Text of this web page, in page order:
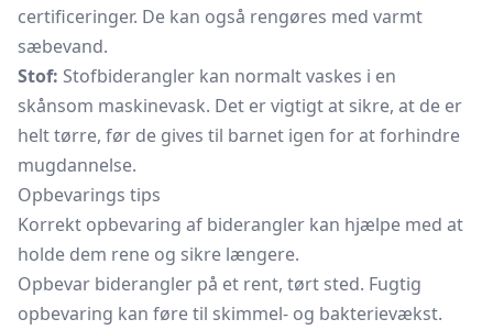
certificeringer. De kan også rengøres med varmt
sæbevand.
Stof: Stofbiderangler kan normalt vaskes i en
skånsom maskinevask. Det er vigtigt at sikre, at de er
helt tørre, før de gives til barnet igen for at forhindre
mugdannelse.
Opbevarings tips
Korrekt opbevaring af biderangler kan hjælpe med at
holde dem rene og sikre længere.
Opbevar biderangler på et rent, tørt sted. Fugtig
opbevaring kan føre til skimmel- og bakterievækst.